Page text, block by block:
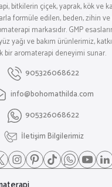
bitkilerin çiçek, yaprak, kök ve
formüle edilen, beden, zihin
markasıdır. GMP
yağı ve bakım ürünlerimiz,
bir aromaterapi deneyimi sunar.
905326068622
info@bohomathilda.com
905326068622
İletişim Bilgilerimiz